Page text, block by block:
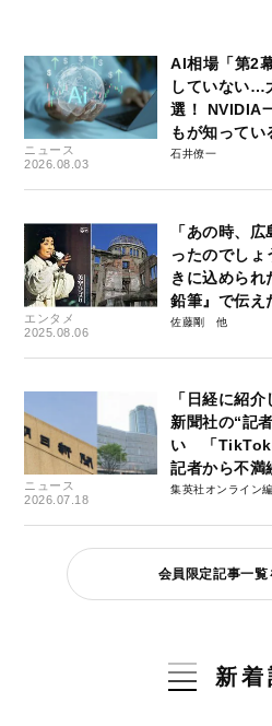
ニュース
2026.08.03
AI相場「第2
していない…
選！ NVIDIA
もが知ってい
石井僚一
エンタメ
2025.08.06
「あの時、
ったのでしょ
きに込めら
鉛筆』で伝え
佐藤剛
ニュース
2026.07.18
「日経に紹
新聞社の“記
い 「
記者から不満
集英社オンライン
会員限定記事一覧
新着